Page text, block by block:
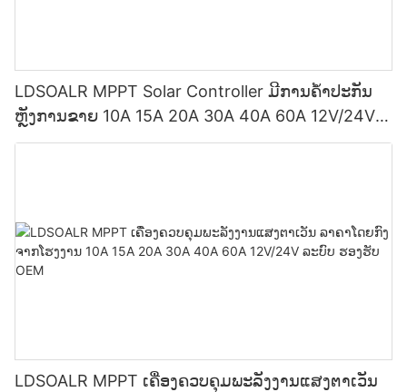
LDSOALR MPPT Solar Controller ມີການຄໍ້າປະກັນ
ຫຼັງການຂາຍ 10A 15A 20A 30A 40A 60A 12V/24V
ລະບົບຮອງຮັບການສື່ສານ Bluetooth/WIFI
LDSOALR MPPT ເຄື່ອງຄວບຄຸມພະລັງງານແສງຕາເວັນ